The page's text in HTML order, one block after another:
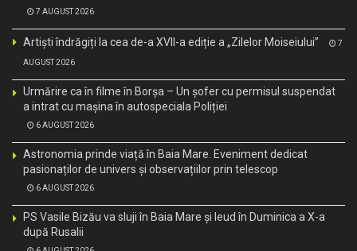
7 AUGUST 2026
Artiști îndrăgiți la cea de-a XVII-a ediție a „Zilelor Moiseiului” 7
AUGUST 2026
Urmărire ca în filme în Borșa – Un șofer cu permisul suspendat
a intrat cu mașina în autospeciala Poliției
6 AUGUST 2026
Astronomia prinde viață în Baia Mare. Eveniment dedicat
pasionaților de univers și observațiilor prin telescop
6 AUGUST 2026
PS Vasile Bizău va sluji în Baia Mare și Ieud în Duminica a X-a
după Rusalii